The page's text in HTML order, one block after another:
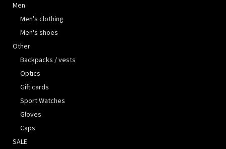
Men
Men's clothing
Men's shoes
Other
Backpacks / vests
Optics
Gift cards
Sport Watches
Gloves
Caps
SALE